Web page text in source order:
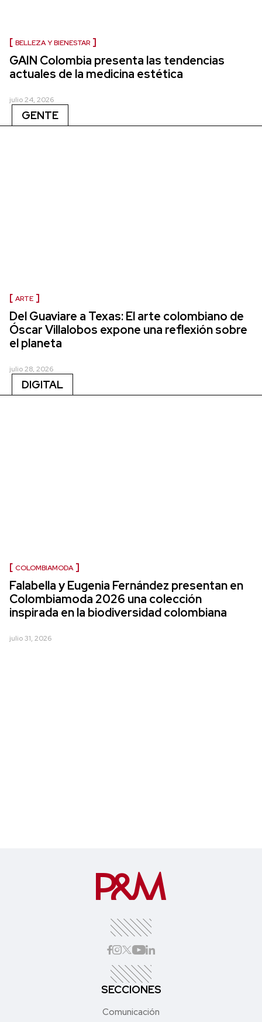
BELLEZA Y BIENESTAR
GAIN Colombia presenta las tendencias
actuales de la medicina estética
julio 24, 2026
GENTE
ARTE
Del Guaviare a Texas: El arte colombiano de
Óscar Villalobos expone una reflexión sobre
el planeta
julio 28, 2026
DIGITAL
COLOMBIAMODA
Falabella y Eugenia Fernández presentan en
Colombiamoda 2026 una colección
inspirada en la biodiversidad colombiana
julio 31, 2026
SECCIONES
Comunicación